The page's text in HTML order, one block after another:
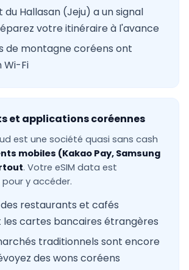
du Hallasan (Jeju) a un signal
votre itinéraire à l'avance
de montagne coréens ont
Wi-Fi
et applications coréennes
est une société quasi sans cash
mobiles (Kakao Pay, Samsung
. Votre eSIM data est
y accéder.
restaurants et cafés
cartes bancaires étrangères
traditionnels sont encore
des wons coréens